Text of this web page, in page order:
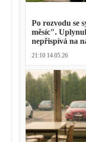
Po rozvodu se
měsíc".
nepřispívá na
přece
21:10 14.05.26